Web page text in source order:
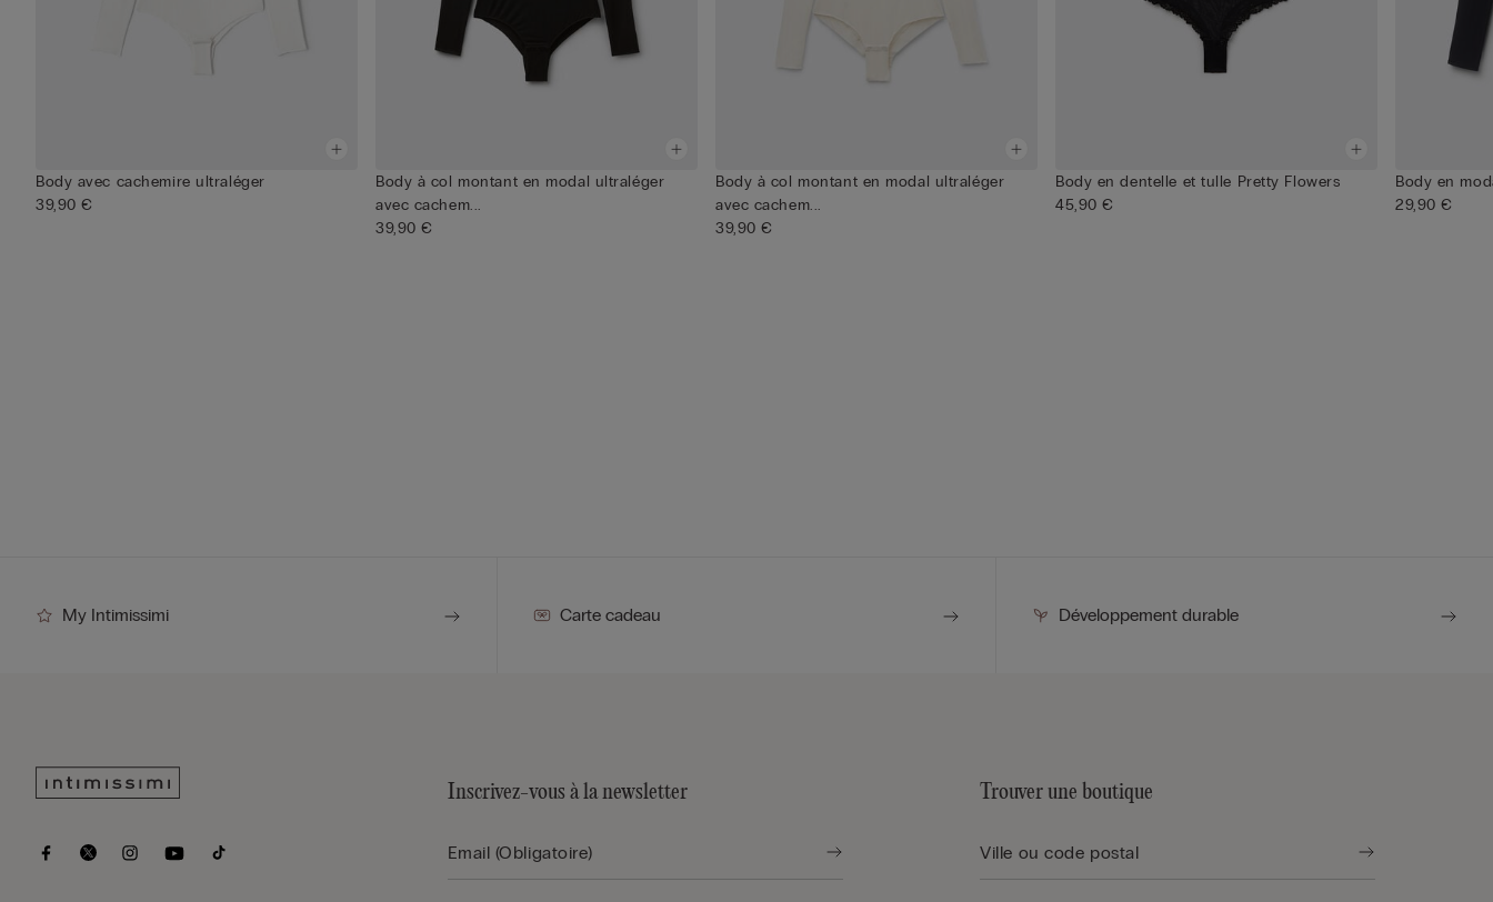
Body avec cachemire ultraléger
39,90 €
Body à col montant en modal ultraléger
avec cachem...
39,90 €
Body à col montant en modal ultraléger
avec cachem...
39,90 €
Body en dentelle et tulle Pretty Flowers
45,90 €
Body en
29,90 €
My Intimissimi Carte cadeau Développement durable
Inscrivez-vous à la newsletter Trouver une boutique